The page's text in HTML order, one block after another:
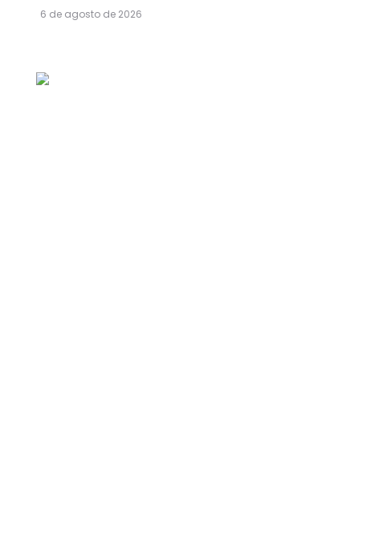
6 de agosto de 2026